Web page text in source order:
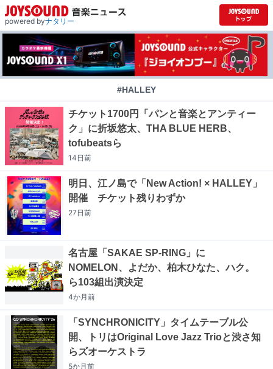
powered byナタリー
#HALLEY
チケット1700円「パンと音楽とアンティー
ク」に折坂悠太、THA BLUE HERB、
tofubeatsら
14日前
明日、江ノ島で「New Action! × HALLEY」
開催 チケット残りわずか
27日前
名古屋「SAKAE SP-RING」に
NOMELON、よだか、柏木ひなた、ハク。
ら103組出演決定
4か月前
「SYNCHRONICITY」タイムテーブル公
開、トリはOriginal Love Jazz Trioと渋さ知
らズオーケストラ
5か月前